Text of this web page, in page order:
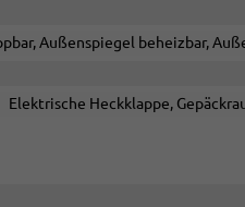
Außenspiegel beheizbar,
Elektrische Heckklappe,